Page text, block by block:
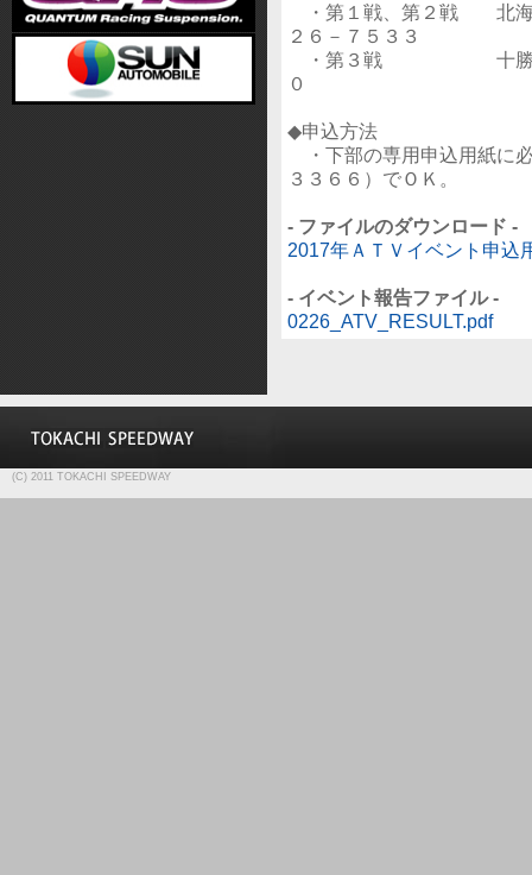
・第１戦、第２戦 北海
２６－７５３３
・第３戦 十勝スピ
０
◆申込方法
・下部の専用申込用紙に
３３６６）でＯＫ。
- ファイルのダウンロード -
2017年ＡＴＶイベント申込
- イベント報告ファイル -
0226_ATV_RESULT.pdf
(C) 2011 TOKACHI SPEEDWAY